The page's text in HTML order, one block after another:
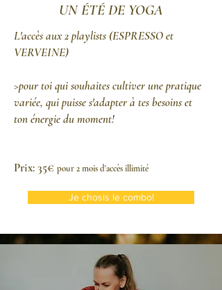
UN ÉTÉ DE YOGA
L'accès aux 2 playlists (ESPRESSO et
VERVEINE)
>pour toi qui souhaites cultiver une pratique
variée, qui puisse s'adapter à tes besoins et
ton énergie du moment!
Prix: 35€ pour 2 mois d'accès illimité
Je chosis le combo!